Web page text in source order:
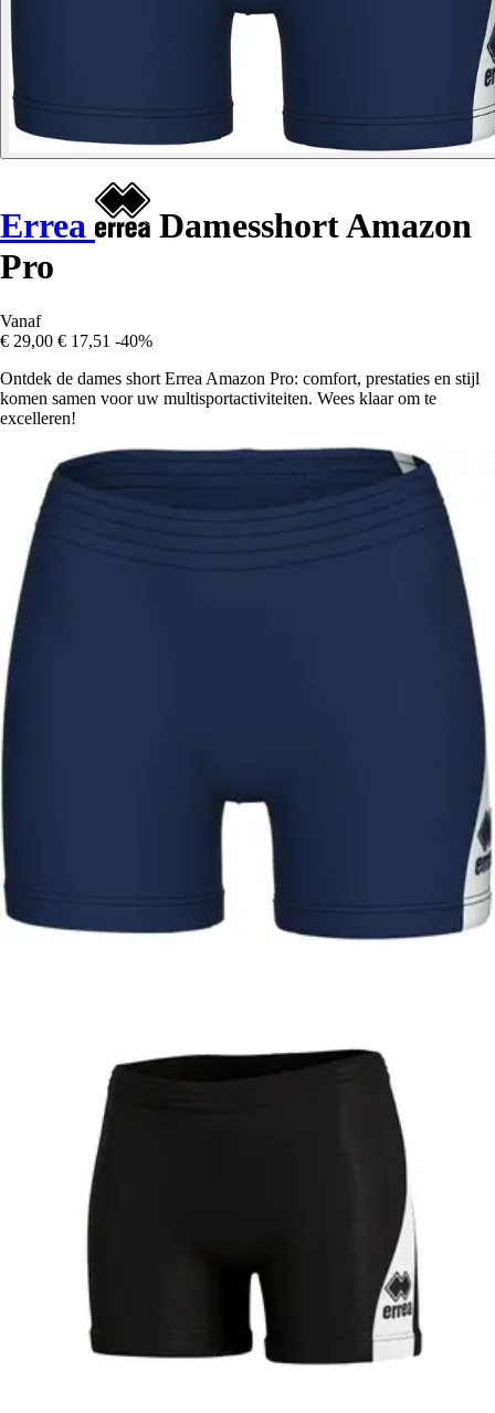
Errea
Damesshort Amazon
Pro
Vanaf
€ 29,00 € 17,51 -40%
Ontdek de dames short Errea Amazon Pro: comfort, prestaties en stijl
komen samen voor uw multisportactiviteiten. Wees klaar om te
excelleren!